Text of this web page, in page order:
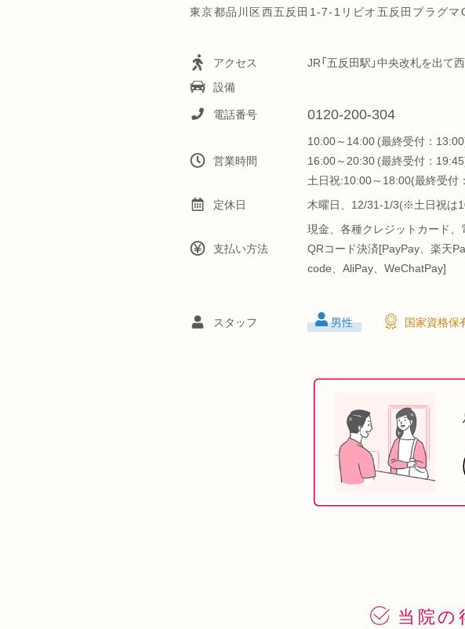
東京都品川区西五反田1-7-1リビオ五反田プラグマ
アクセス
JR「五反田駅」中央改札を出て
設備
電話番号
0120-200-304
営業時間
10:00～14:00 (最終受付：
16:00～20:30 (最終受付：
土日祝:10:00～18:00(最終受付
定休日
木曜日、12/31-1/3(※土日祝は
支払い方法
現金、各種クレジットカード、
QRコード決済[PayPay、楽天
code、AliPay、WeChatPay]
スタッフ 男性 国家資格保
当院